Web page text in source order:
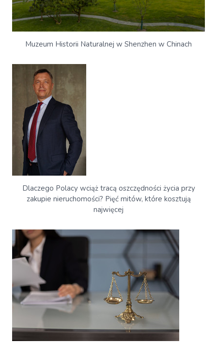
Muzeum Historii Naturalnej w Shenzhen w Chinach
Dlaczego Polacy wciąż tracą oszczędności życia przy
zakupie nieruchomości? Pięć mitów, które kosztują
najwięcej